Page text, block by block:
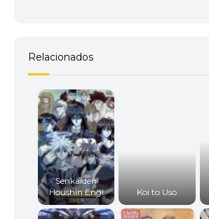
Relacionados
Senkaiden
Houshin Engi
Koi to Uso